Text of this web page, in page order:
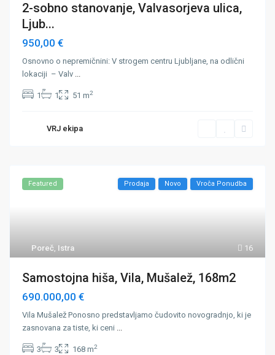
2-sobno stanovanje, Valvasorjeva ulica,
Ljub...
950,00 €
Osnovno o nepremičnini: V strogem centru Ljubljane, na odlični
lokaciji – Valv ...
1 1 51 m2
VRJ ekipa
16
Poreč, Istra
Featured Prodaja Novo Vroča Ponudba
Samostojna hiša, Vila, Mušalež, 168m2
690.000,00 €
Vila Mušalež Ponosno predstavljamo čudovito novogradnjo, ki je
zasnovana za tiste, ki ceni ...
3 3 168 m2